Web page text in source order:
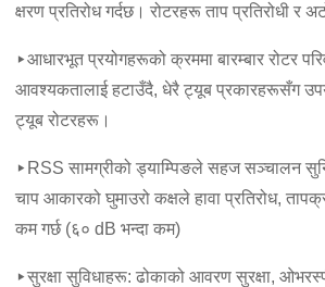
क्षरण प्रतिरोध गर्दछ। रोटरहरू ताप प्रतिरोधी र
▸आधारभूत प्रयोगहरूको क्रममा बारम्बार रोटर
आवश्यकतालाई हटाउँदै, धेरै ट्यूब प्रकारहरूसँग
ट्यूब रोटरहरू।
▸RSS सामग्रीको ड्याम्पिङले सहज सञ्चालन
चाप आकारको घुमाउरो कक्षले हावा प्रतिरोध,
कम गर्छ (६० dB भन्दा कम)
▸सुरक्षा सुविधाहरू: ढोकाको आवरण सुरक्षा,